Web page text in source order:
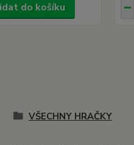
do košíku
VŠECHNY HRAČKY